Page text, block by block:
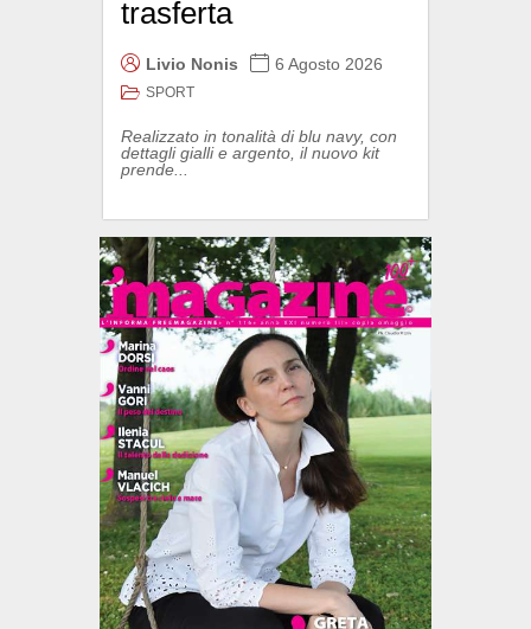
trasferta
Livio Nonis 6 Agosto 2026
SPORT
Realizzato in tonalità di blu navy, con
dettagli gialli e argento, il nuovo kit
prende...